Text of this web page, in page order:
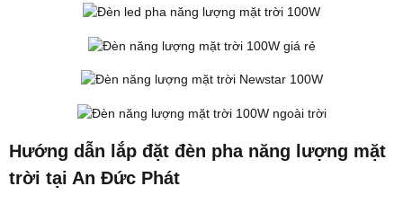
Hướng dẫn lắp đặt đèn pha năng lượng mặt
trời tại An Đức Phát